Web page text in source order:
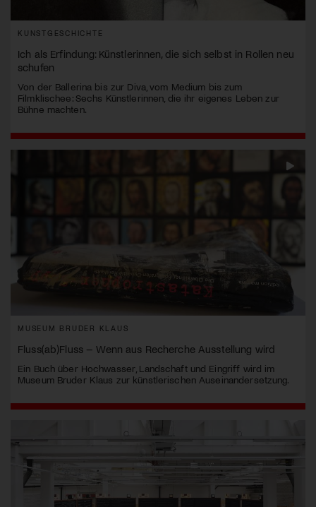
KUNSTGESCHICHTE
Ich als Erfindung: Künstlerinnen, die sich selbst in Rollen neu
schufen
Von der Ballerina bis zur Diva, vom Medium bis zum
Filmklischee: Sechs Künstlerinnen, die ihr eigenes Leben zur
Bühne machten.
MUSEUM BRUDER KLAUS
Fluss(ab)Fluss – Wenn aus Recherche Ausstellung wird
Ein Buch über Hochwasser, Landschaft und Eingriff wird im
Museum Bruder Klaus zur künstlerischen Auseinandersetzung.